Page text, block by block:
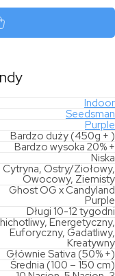
Indoor
Seedsman
Purple
Bardzo duży (450g + )
Bardzo wysoka 20% +
Niska
Cytryna, Ostry/Ziołowy,
Owocowy, Ziemisty
Ghost OG x Candyland
Purple
Długi 10-12 tygodni
Energetyczny,
Euforyczny, Gadatliwy,
Kreatywny
Głównie Sativa (50% +)
Średnia (100 – 150 cm)